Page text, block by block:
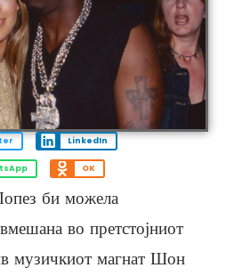
LinkedIn
OK
би можела
во претстојниот
музичкиот магнат Шон